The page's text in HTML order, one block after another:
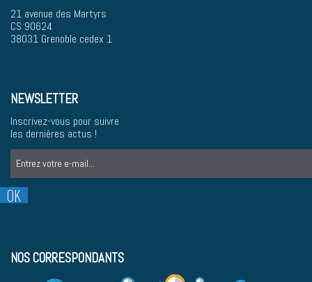
21 avenue des Martyrs
CS 90624
38031 Grenoble cedex 1
NEWSLETTER
Inscrivez-vous pour suivre
les dernières actus !
NOS CORRESPONDANTS